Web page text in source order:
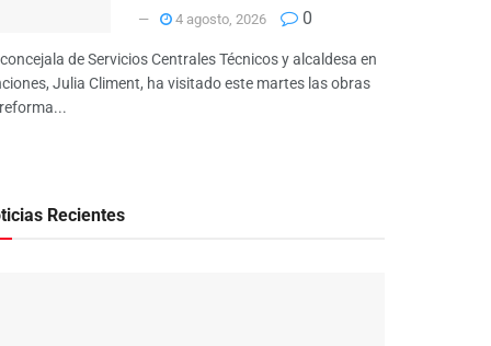
4 agosto, 2026 0
de Servicios Centrales Técnicos y alcaldesa en
Julia Climent, ha visitado este martes las obras
Recientes